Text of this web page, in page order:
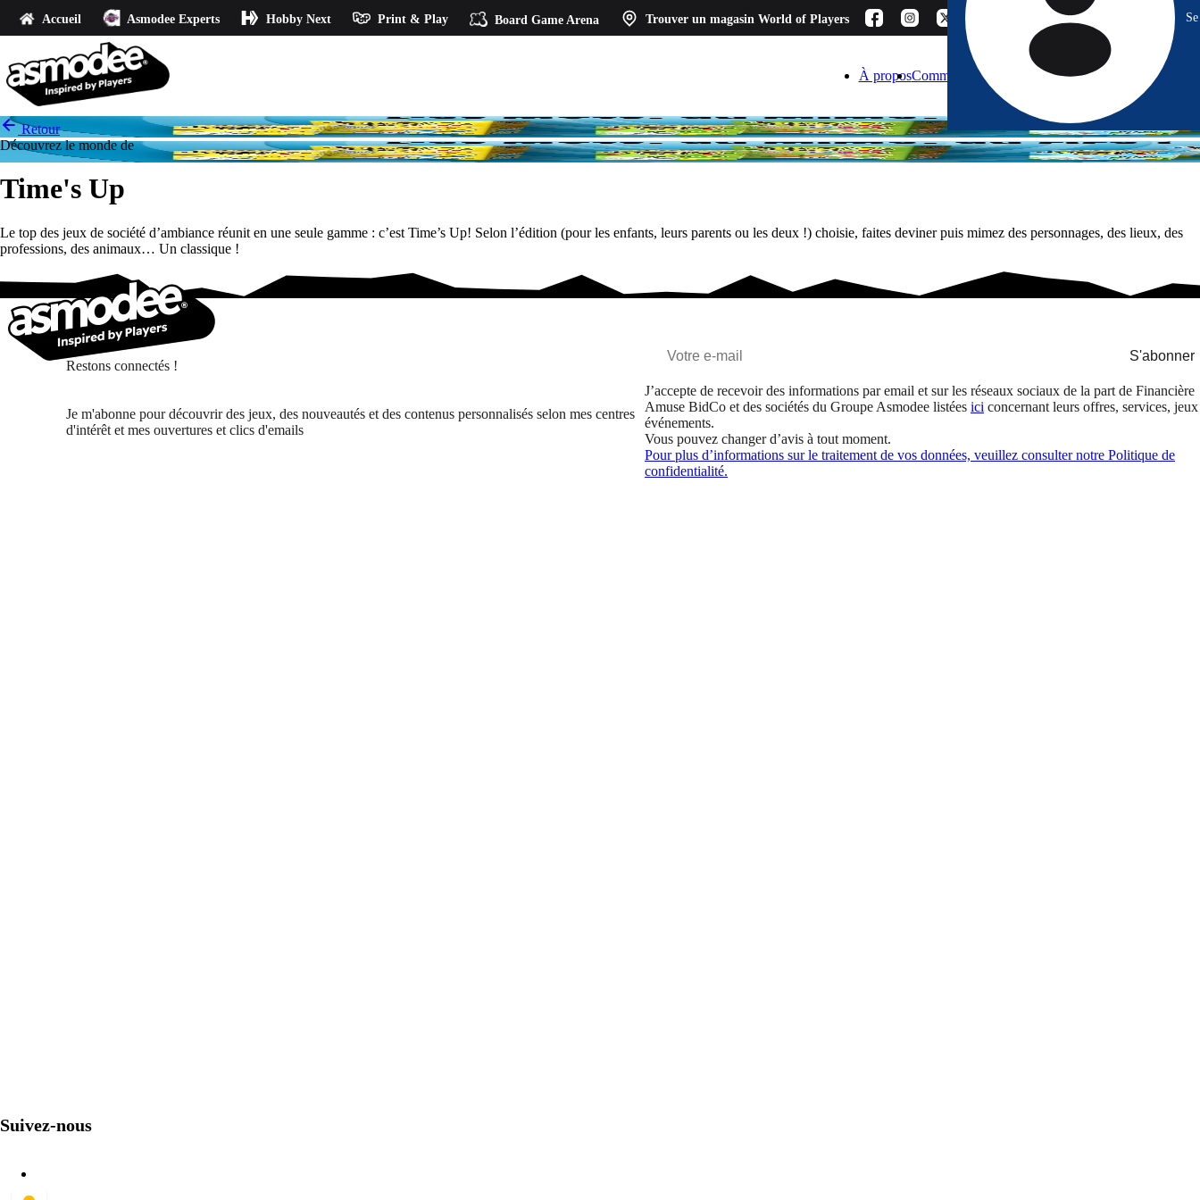
Accueil Asmodee Experts Hobby Next Print & Play Board Game Arena Trouver un magasin World of Players
À proposComment choisir ? BlogEspace Pro Contact
Retour
Découvrez le monde de
Time's Up
Le top des jeux de société d’ambiance réunit en une seule gamme : c’est Time’s Up! Selon l’édition (pour les enfants, leurs parents ou les deux !) choisie, faites deviner puis mimez des personnages, des lieux, des
professions, des animaux… Un classique !
Restons connectés !
Je m'abonne pour découvrir des jeux, des nouveautés et des contenus personnalisés selon mes centres
d'intérêt et mes ouvertures et clics d'emails
S'abonner
J’accepte de recevoir des informations par email et sur les réseaux sociaux de la part de Financière
Amuse BidCo et des sociétés du Groupe Asmodee listées ici concernant leurs offres, services,
événements.
Vous pouvez changer d’avis à tout moment.
Pour plus d’informations sur le traitement de vos données, veuillez consulter notre Politique de
confidentialité.
Suivez-nous